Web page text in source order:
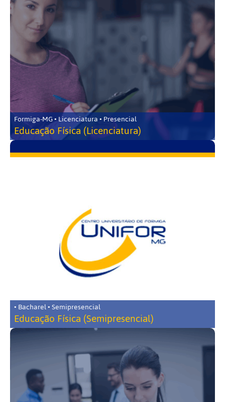
Formiga-MG • Licenciatura • Presencial
Educação Física (Licenciatura)
• Bacharel • Semipresencial
Educação Física (Semipresencial)